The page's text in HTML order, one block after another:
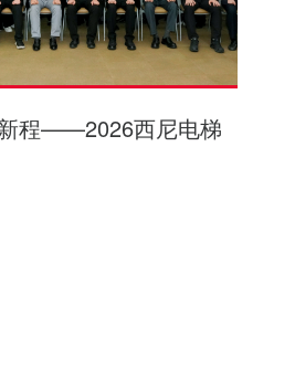
程——2026西尼电梯